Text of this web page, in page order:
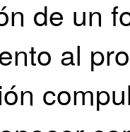
de un
al